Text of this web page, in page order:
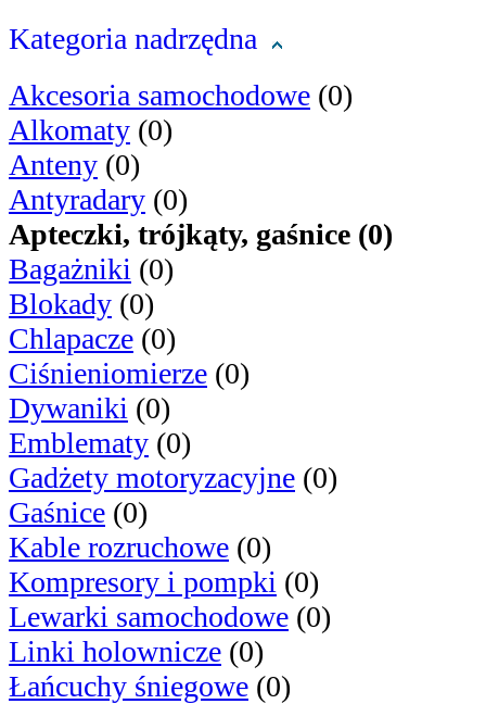
Kategoria nadrzędna
Akcesoria samochodowe (0)
Alkomaty (0)
Anteny (0)
Antyradary (0)
Apteczki, trójkąty, gaśnice (0)
Bagażniki (0)
Blokady (0)
Chlapacze (0)
Ciśnieniomierze (0)
Dywaniki (0)
Emblematy (0)
Gadżety motoryzacyjne (0)
Gaśnice (0)
Kable rozruchowe (0)
Kompresory i pompki (0)
Lewarki samochodowe (0)
Linki holownicze (0)
Łańcuchy śniegowe (0)